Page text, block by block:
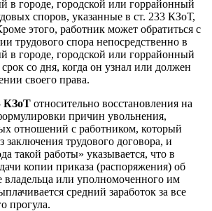
в городе, городской или горрайонный
споров, указанные в ст. 233 КЗоТ,
этого, работник может обратиться с
трудового спора непосредственно в
в городе, городской или горрайонный
со дня, когда он узнал или должен
своего права.
КЗоТ относительно восстановления на
причин увольнения,
отношений с работником, который
заключения трудового договора, и
такой работы» указывается, что в
копии приказа (распоряжения) об
владельца или уполномоченного им
средний заработок за все
прогула.